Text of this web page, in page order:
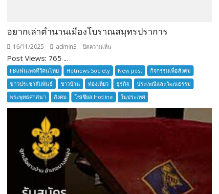
อยากเล่าตำนานเมืองโบราณสมุทรปราการ
16/11/2025 admin3 ปิดความเห็น
เล่า
ตำนาน
เมือง
โบราณ
สมุทรปราการ
Post Views: 765 ...
FBแฟนเพจทีวีคนไทย Hotnews Society New post
กิจกรรมเพื่อสังคม
ข่าวประชาสัมพันธ์
ชาวบ้าน ท่องเที่ยว ธุรกิจ
ประเพณีและวัฒนธรรม
พระพุทธศาสนา
สังคม โซเซียล Hotline ในประเทศ